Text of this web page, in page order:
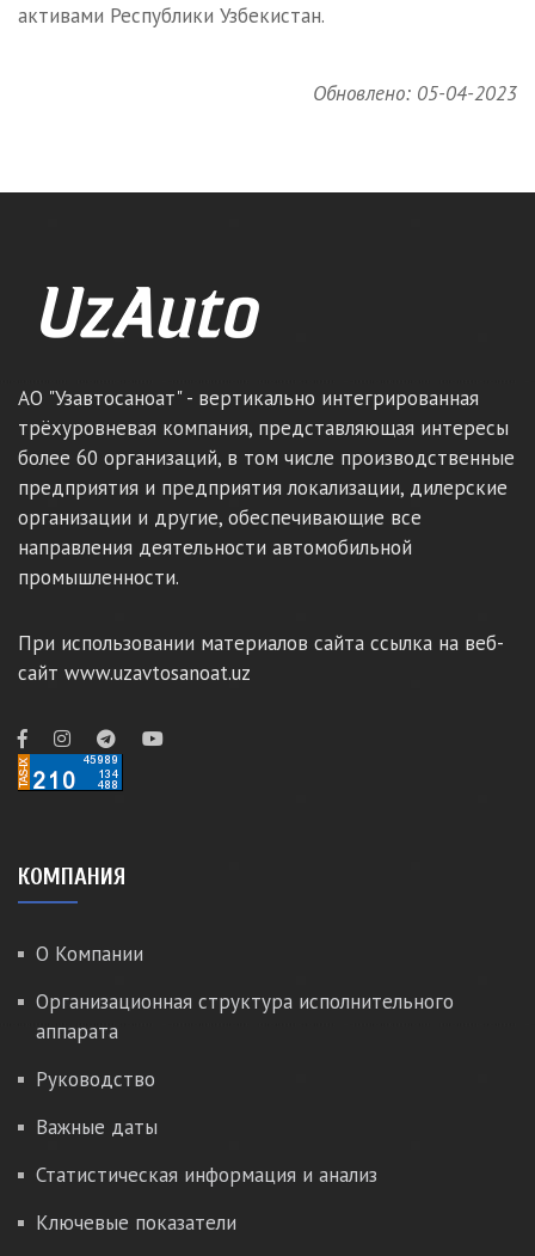
активами Республики Узбекистан.
Обновлено: 05-04-2023
АО "Узавтосаноат" - вертикально интегрированная
трёхуровневая компания, представляющая интересы
более 60 организаций, в том числе производственные
предприятия и предприятия локализации, дилерские
организации и другие, обеспечивающие все
направления деятельности автомобильной
промышленности.
При использовании материалов сайта ссылка на веб-
сайт www.uzavtosanoat.uz
КОМПАНИЯ
О Компании
Организационная структура исполнительного
аппарата
Руководство
Важные даты
Статистическая информация и анализ
Ключевые показатели